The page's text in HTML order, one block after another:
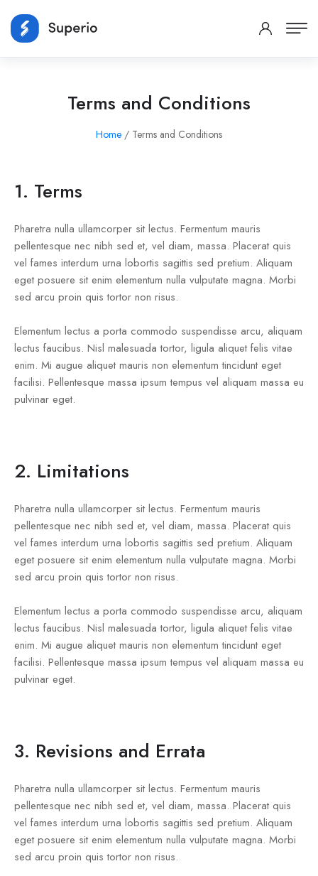
Terms and Conditions
Home / Terms and Conditions
1. Terms
Pharetra nulla ullamcorper sit lectus. Fermentum mauris
pellentesque nec nibh sed et, vel diam, massa. Placerat quis
vel fames interdum urna lobortis sagittis sed pretium. Aliquam
eget posuere sit enim elementum nulla vulputate magna. Morbi
sed arcu proin quis tortor non risus.
Elementum lectus a porta commodo suspendisse arcu, aliquam
lectus faucibus. Nisl malesuada tortor, ligula aliquet felis vitae
enim. Mi augue aliquet mauris non elementum tincidunt eget
facilisi. Pellentesque massa ipsum tempus vel aliquam massa eu
pulvinar eget.
2. Limitations
Pharetra nulla ullamcorper sit lectus. Fermentum mauris
pellentesque nec nibh sed et, vel diam, massa. Placerat quis
vel fames interdum urna lobortis sagittis sed pretium. Aliquam
eget posuere sit enim elementum nulla vulputate magna. Morbi
sed arcu proin quis tortor non risus.
Elementum lectus a porta commodo suspendisse arcu, aliquam
lectus faucibus. Nisl malesuada tortor, ligula aliquet felis vitae
enim. Mi augue aliquet mauris non elementum tincidunt eget
facilisi. Pellentesque massa ipsum tempus vel aliquam massa eu
pulvinar eget.
3. Revisions and Errata
Pharetra nulla ullamcorper sit lectus. Fermentum mauris
pellentesque nec nibh sed et, vel diam, massa. Placerat quis
vel fames interdum urna lobortis sagittis sed pretium. Aliquam
eget posuere sit enim elementum nulla vulputate magna. Morbi
sed arcu proin quis tortor non risus.